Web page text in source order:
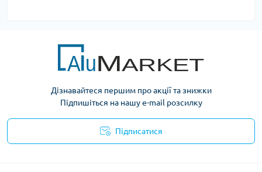
Дізнавайтеся першим про акції та знижки
Підпишіться на нашу e-mail розсилку
Підписатися